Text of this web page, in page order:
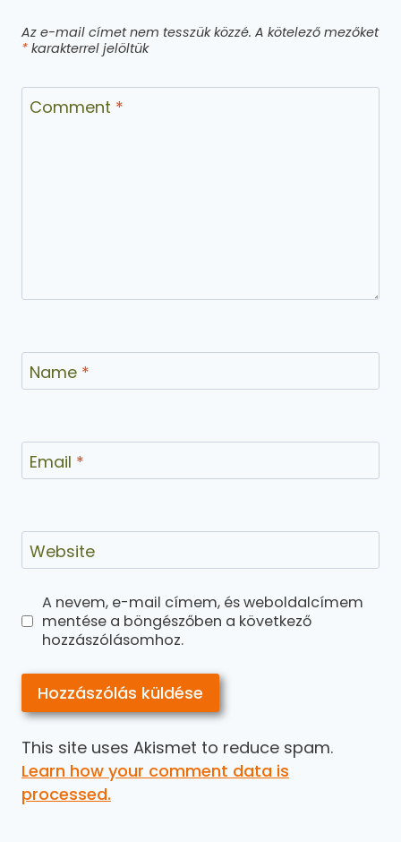
Az e-mail címet nem tesszük közzé. A kötelező mezőket
* karakterrel jelöltük
Comment *
Name *
Email *
Website
A nevem, e-mail címem, és weboldalcímem
mentése a böngészőben a következő
hozzászólásomhoz.
This site uses Akismet to reduce spam.
Learn how your comment data is
processed.